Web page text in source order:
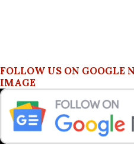
FOLLOW US ON GOOGLE
IMAGE